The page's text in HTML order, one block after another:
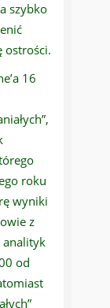
szybko
ostrości.
16
roku
wyniki
z
analityk
od